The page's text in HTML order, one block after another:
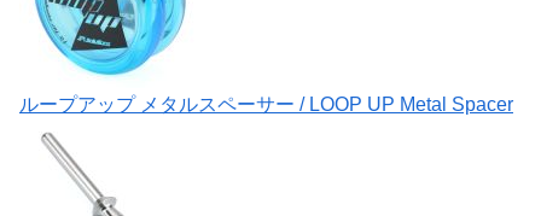
ループアップ メタルスペーサー / LOOP UP Metal Spacer